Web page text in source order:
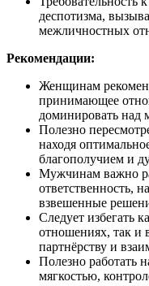
деспотизма,
межличностных
Рекомендации:
Женщинам
принимающее
доминировать над
Полезно
находя
благополучием и
Мужчинам важно
ответственность,
взвешенные
Следует избегать
отношениях, так и
партнёрству и
Полезно работать
мягкостью,